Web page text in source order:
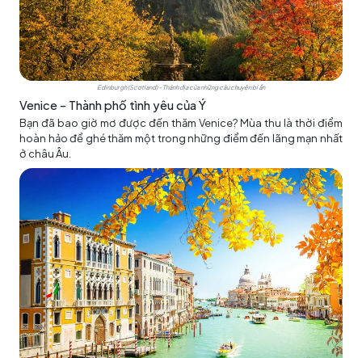
Edinburgh (Scotland) – Thánh địa của những câu chuyện bí ẩn
Venice – Thành phố tình yêu của Ý
Bạn đã bao giờ mơ được đến thăm Venice? Mùa thu là thời điểm
hoàn hảo để ghé thăm một trong những điểm đến lãng mạn nhất
ở châu Âu.